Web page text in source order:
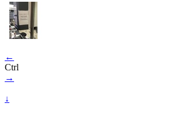
←
Ctrl
→
↓